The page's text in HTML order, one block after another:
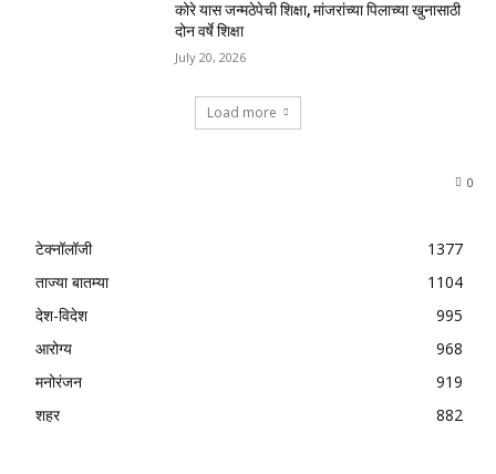
कोरे यास जन्मठेपेची शिक्षा, मांजरांच्या पिलाच्या खुनासाठी
दोन वर्षे शिक्षा
July 20, 2026
Load more
0
टेक्नॉलॉजी
1377
ताज्या बातम्या
1104
देश-विदेश
995
आरोग्य
968
मनोरंजन
919
शहर
882